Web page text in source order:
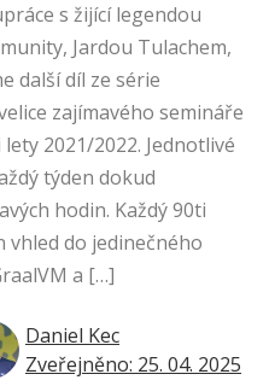
s žijící legendou
Jardou Tulachem,
další díl ze série
zajímavého semináře
2021/2022. Jednotlivé
týden dokud
hodin. Každý 90ti
do jedinečného
a […]
Daniel Kec
Zveřejněno: 25. 04. 2025